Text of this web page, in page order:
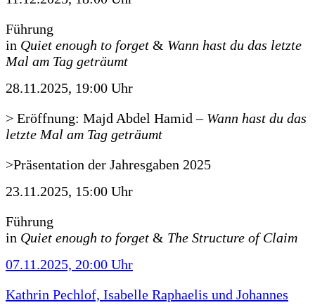
Führung
in Quiet enough to forget & Wann hast du das letzte
Mal am Tag geträumt
28.11.2025, 19:00 Uhr
> Eröffnung: Majd Abdel Hamid – Wann hast du das
letzte Mal am Tag geträumt
>Präsentation der Jahresgaben 2025
23.11.2025, 15:00 Uhr
Führung
in Quiet enough to forget & The Structure of Claim
07.11.2025, 20:00 Uhr
Kathrin Pechlof, Isabelle Raphaelis und Johannes